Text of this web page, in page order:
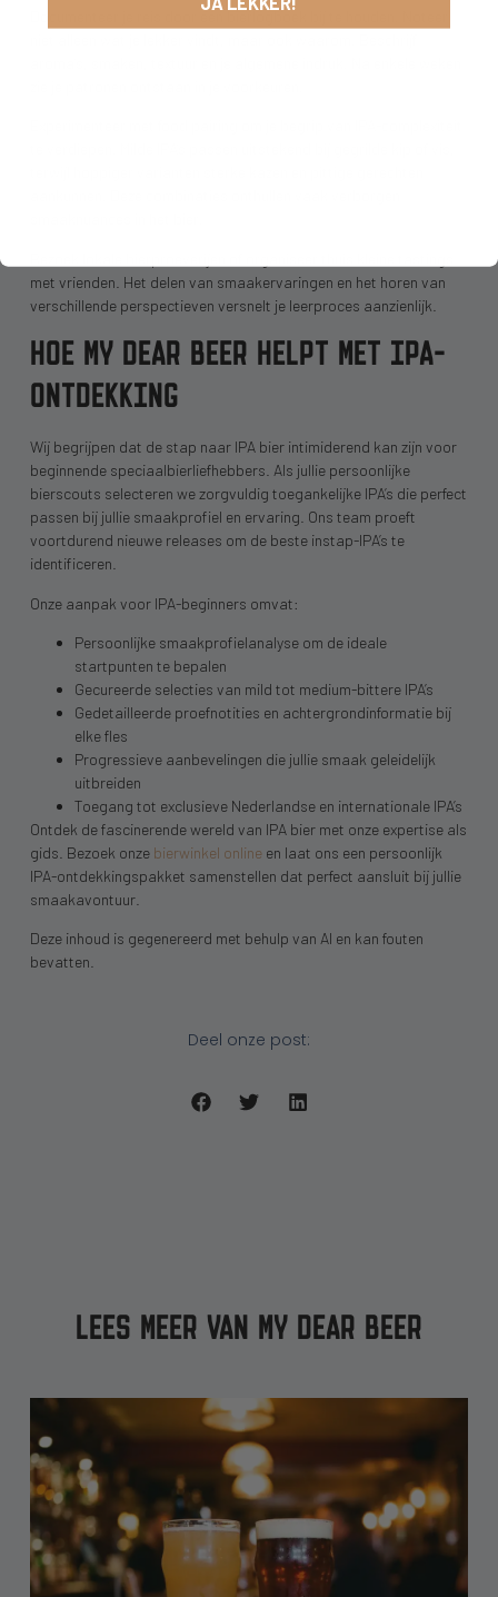
Documenteer je reis door een bierlogboek bij te houden. Noteer
met vrienden. Het delen van smaakervaringen en het horen van
verschillende perspectieven versnelt je leerproces aanzienlijk.
HOE MY DEAR BEER HELPT MET IPA-
ONTDEKKING
Wij begrijpen dat de stap naar IPA bier intimiderend kan zijn voor
beginnende speciaalbierliefhebbers. Als jullie persoonlijke
bierscouts selecteren we zorgvuldig toegankelijke IPA’s die perfect
passen bij jullie smaakprofiel en ervaring. Ons team proeft
voortdurend nieuwe releases om de beste instap-IPA’s te
identificeren.
Onze aanpak voor IPA-beginners omvat:
Persoonlijke smaakprofielanalyse om de ideale
startpunten te bepalen
Gecureerde selecties van mild tot medium-bittere IPA’s
Gedetailleerde proefnotities en achtergrondinformatie bij
elke fles
Progressieve aanbevelingen die jullie smaak geleidelijk
uitbreiden
Toegang tot exclusieve Nederlandse en internationale IPA’s
Ontdek de fascinerende wereld van IPA bier met onze expertise als
gids. Bezoek onze bierwinkel onlineen laat ons een persoonlijk
IPA-ontdekkingspakket samenstellen dat perfect aansluit bij jullie
smaakavontuur.
Deze inhoud is gegenereerd met behulp van AI en kan fouten
bevatten.
Deel onze post:
LEES MEER VAN MY DEAR BEER